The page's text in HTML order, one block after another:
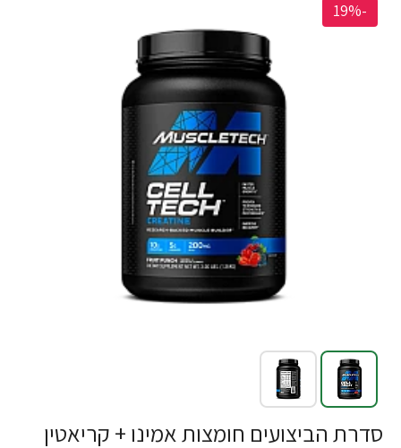
-19%
סדרת הביצועים חומצות אמינו + קריאטין